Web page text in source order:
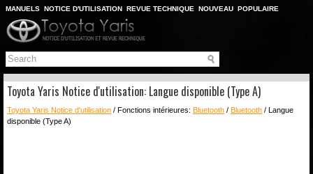
MANUELS NOTICE D'UTILISATION REVUE TECHNIQUE NOUVEAU POPULAIRE
PLAN DU SITE
CHERCHER
Toyota Yaris Notice d'utilisation: Langue disponible (Type A)
Toyota Yaris Notice d'utilisation / Fonctions intérieures: Bluetooth / Bluetooth / Langue
disponible (Type A)